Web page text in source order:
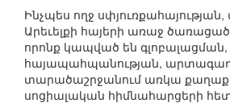
Ինչպես ողջ սփյուռքահայության,
Արեւելքի հայերի առաջ
որոնք կապված են գլոբալացման,
հայապահպանության,
տարածաշրջանում առկա
սոցիալական հիմնահարցերի